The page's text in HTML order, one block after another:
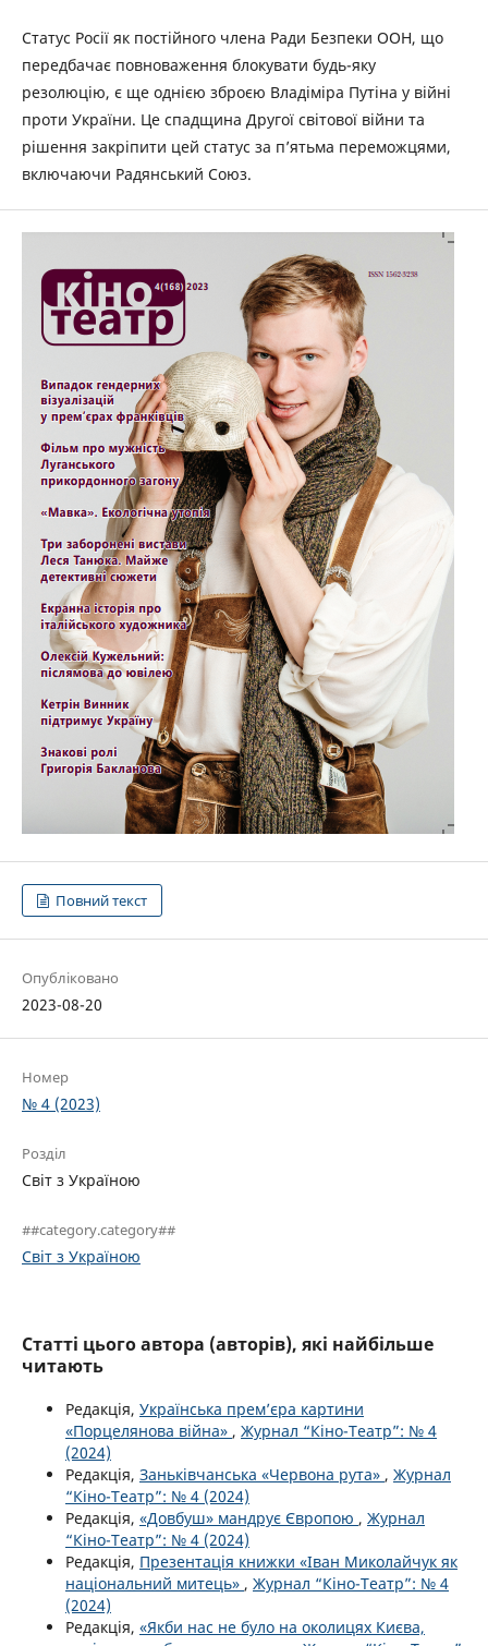
Статус Росії як постійного члена Ради Безпеки ООН, що
передбачає повноваження блокувати будь-яку
резолюцію, є ще однією зброєю Владіміра Путіна у війні
проти України. Це спадщина Другої світової війни та
рішення закріпити цей статус за п’ятьма переможцями,
включаючи Радянський Союз.
Повний текст
Опубліковано
2023-08-20
Номер
№ 4 (2023)
Розділ
Світ з Україною
##category.category##
Світ з Україною
Статті цього автора (авторів), які найбільше
читають
Редакція, Українська прем’єра картини
«Порцелянова війна» , Журнал “Кіно-Театр”: № 4
(2024)
Редакція, Заньківчанська «Червона рута» , Журнал
“Кіно-Театр”: № 4 (2024)
Редакція, «Довбуш» мандрує Європою , Журнал
“Кіно-Театр”: № 4 (2024)
Редакція, Презентація книжки «Іван Миколайчук як
національний митець» , Журнал “Кіно-Театр”: № 4
(2024)
Редакція, «Якби нас не було на околицях Києва,